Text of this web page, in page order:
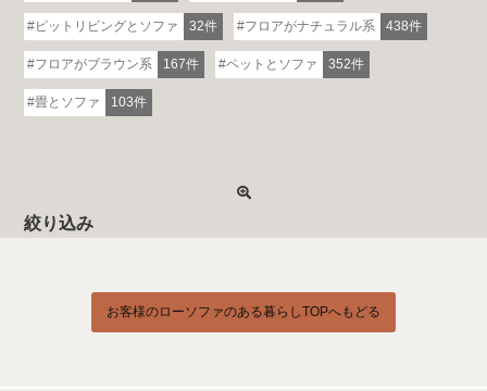
ピットリビングとソファ 32件 フロアがナチュラル系 438件
フロアがブラウン系 167件 ペットとソファ 352件
畳とソファ 103件
絞り込み
お客様のローソファのある暮らしTOPへもどる